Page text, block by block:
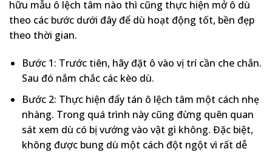
hữu mẫu ô lệch tâm nào thì cũng thực hiện mở ô dù
theo các bước dưới đây để dù hoạt động tốt, bền đẹp
theo thời gian.
Bước 1: Trước tiên, hãy đặt ô vào vị trí cần che chắn.
Sau đó nắm chắc các kèo dù.
Bước 2: Thực hiện đẩy tán ô lệch tâm một cách nhẹ
nhàng. Trong quá trình này cũng đừng quên quan
sát xem dù có bị vướng vào vật gì không. Đặc biệt,
không được bung dù một cách đột ngột vì rất dễ